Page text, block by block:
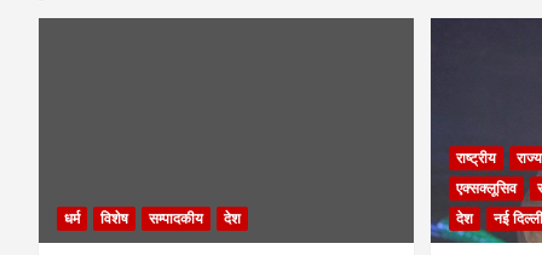
धर्म विशेष सम्पादकीय देश
राष्ट्रीय
राज्य
एक्सक्लूसिव
देश
नई दिल्ली